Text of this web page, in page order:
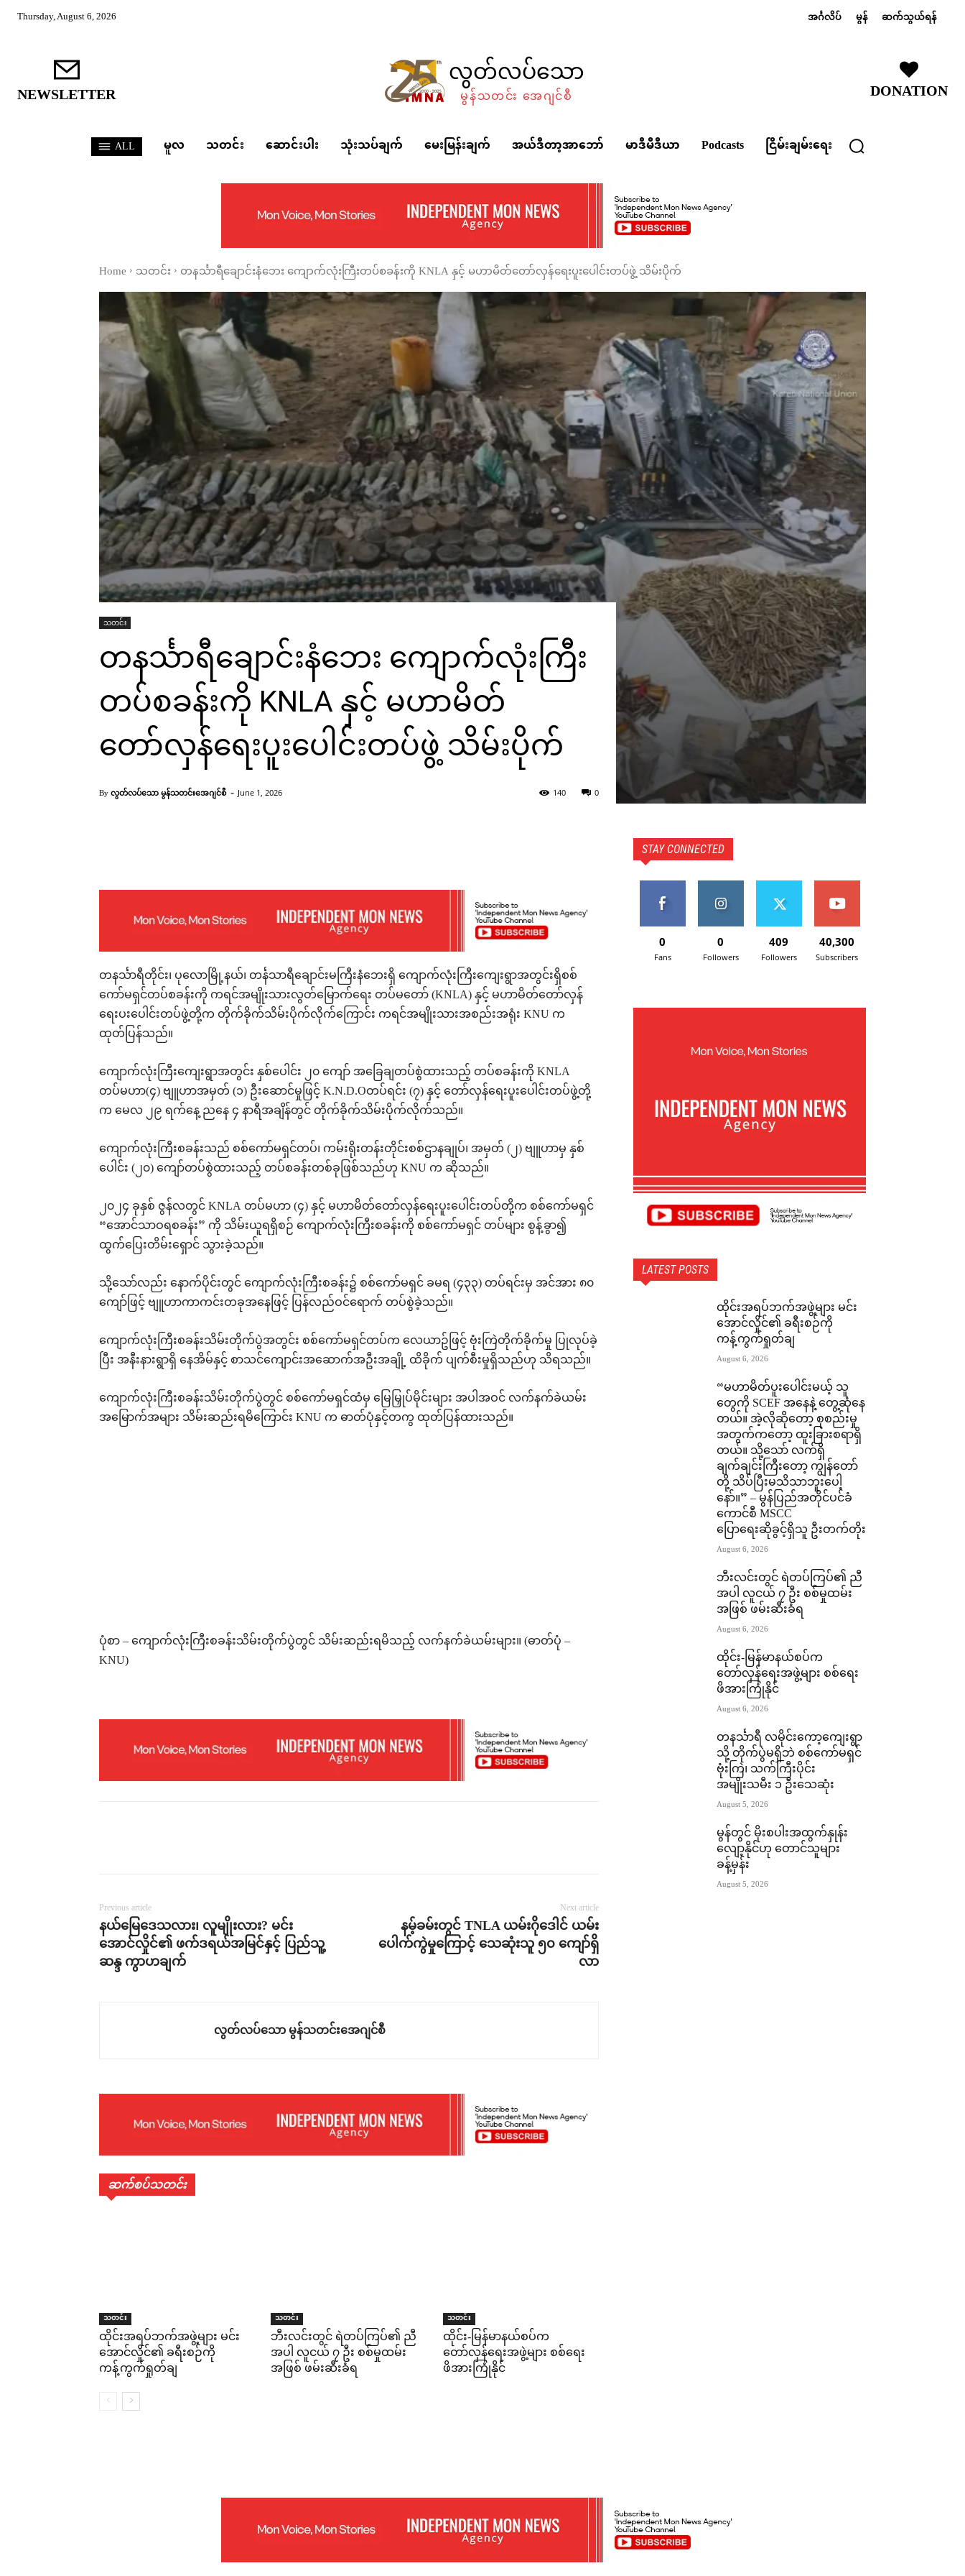
Thursday, August 6, 2026 အင်္ဂလိပ် မွန် ဆက်သွယ်ရန်
NEWSLETTER လွတ်လပ်သော
မွန်သတင်း အေဂျင်စီ DONATION
ALL မူလ သတင်း ဆောင်းပါး သုံးသပ်ချက် မေးမြန်းချက် အယ်ဒီတာ့အာဘော် မာဒီမီဒီယာ Podcasts ငြိမ်းချမ်းရေး
Home သတင်း တနင်္သာရီချောင်းနံဘေး ကျောက်လုံးကြီးတပ်စခန်းကို KNLA နှင့် မဟာမိတ်တော်လှန်ရေးပူးပေါင်းတပ်ဖွဲ့ သိမ်းပိုက်
သတင်း
တနင်္သာရီချောင်းနံဘေး ကျောက်လုံးကြီး
တပ်စခန်းကို KNLA နှင့် မဟာမိတ်
တော်လှန်ရေးပူးပေါင်းတပ်ဖွဲ့ သိမ်းပိုက်
By လွတ်လပ်သော မွန်သတင်းအေဂျင်စီ - June 1, 2026 0
140
တနင်္သာရီတိုင်း၊ ပုလောမြို့နယ်၊ တင်္နသာရီချောင်းမကြီးနံဘေးရှိ ကျောက်လုံးကြီးကျေးရွာအတွင်းရှိစစ်
ကော်မရှင်တပ်စခန်းကို ကရင်အမျိုးသားလွတ်မြောက်ရေး တပ်မတော် (KNLA) နှင့် မဟာမိတ်တော်လှန်
ရေးပးပေါင်းတပ်ဖွဲ့တို့က တိုက်ခိုက်သိမ်းပိုက်လိုက်ကြောင်း ကရင်အမျိုးသားအစည်းအရုံး KNU က
ထုတ်ပြန်သည်။
ကျောက်လုံးကြီးကျေးရွာအတွင်း နှစ်ပေါင်း ၂၀ ကျော် အခြေချတပ်စွဲထားသည့် တပ်စခန်းကို KNLA
တပ်မဟာ(၄) ဗျူဟာအမှတ် (၁) ဦးဆောင်မှုဖြင့် K.N.D.Oတပ်ရင်း (၇) နှင့် တော်လှန်ရေးပူးပေါင်းတပ်ဖွဲ့တို့
က မေလ ၂၉ ရက်နေ့ ညနေ ၄ နာရီအချိန်တွင် တိုက်ခိုက်သိမ်းပိုက်လိုက်သည်။
ကျောက်လုံးကြီးစခန်းသည် စစ်ကော်မရှင်တပ်၊ ကမ်းရိုးတန်းတိုင်းစစ်ဌာနချုပ်၊ အမှတ် (၂) ဗျူဟာမှ နှစ်
ပေါင်း (၂၀) ကျော်တပ်စွဲထားသည့် တပ်စခန်းတစ်ခုဖြစ်သည်ဟု KNU က ဆိုသည်။
၂၀၂၄ ခုနှစ် ဇွန်လတွင် KNLA တပ်မဟာ (၄) နှင့် မဟာမိတ်တော်လှန်ရေးပူးပေါင်းတပ်တို့က စစ်ကော်မရှင်
“အောင်သာဝရစခန်း” ကို သိမ်းယူရရှိစဉ် ကျောက်လုံးကြီးစခန်းကို စစ်ကော်မရှင် တပ်များ စွန့်ခွာ၍
ထွက်ပြေးတိမ်းရှောင် သွားခဲ့သည်။
သို့သော်လည်း နောက်ပိုင်းတွင် ကျောက်လုံးကြီးစခန်း၌ စစ်ကော်မရှင် ခမရ (၄၃၃) တပ်ရင်းမှ အင်အား ၈၀
ကျော်ဖြင့် ဗျူဟာကာကင်းတခုအနေဖြင့် ပြန်လည်ဝင်ရောက် တပ်စွဲခဲ့သည်။
ကျောက်လုံးကြီးစခန်းသိမ်းတိုက်ပွဲအတွင်း စစ်ကော်မရှင်တပ်က လေယာဥ်ဖြင့် ဗုံးကြဲတိုက်ခိုက်မှု ပြုလုပ်ခဲ့
ပြီး အနီးနားရွာရှိ နေအိမ်နှင့် စာသင်ကျောင်းအဆောက်အဦးအချို့ ထိခိုက် ပျက်စီးမှုရှိသည်ဟု သိရသည်။
ကျောက်လုံးကြီးစခန်းသိမ်းတိုက်ပွဲတွင် စစ်ကော်မရှင်ထံမှ မြေမြှုပ်မိုင်းများ အပါအဝင် လက်နက်ခဲယမ်း
အမြောက်အများ သိမ်းဆည်းရမိကြောင်း KNU က ဓာတ်ပုံနှင့်တကွ ထုတ်ပြန်ထားသည်။
ပုံစာ – ကျောက်လုံးကြီးစခန်းသိမ်းတိုက်ပွဲတွင် သိမ်းဆည်းရမိသည့် လက်နက်ခဲယမ်းများ။ (ဓာတ်ပုံ –
KNU)
Previous article
နယ်မြေဒေသလား၊ လူမျိုးလား? မင်း
အောင်လှိုင်၏ ဖက်ဒရယ်အမြင်နှင့် ပြည်သူ့
ဆန္ဒ ကွာဟချက်
Next article
နမ့်ခမ်းတွင် TNLA ယမ်းဂိုဒေါင် ယမ်း
ပေါက်ကွဲမှုကြောင့် သေဆုံးသူ ၅၀ ကျော်ရှိ
လာ
လွတ်လပ်သော မွန်သတင်းအေဂျင်စီ
ဆက်စပ်သတင်း
သတင်း
ထိုင်းအရပ်ဘက်အဖွဲ့များ မင်း
အောင်လှိုင်၏ ခရီးစဉ်ကို
ကန့်ကွက်ရှုတ်ချ
သတင်း
ဘီးလင်းတွင် ရဲတပ်ကြပ်၏ ညီ
အပါ လူငယ် ၇ ဦး စစ်မှုထမ်း
အဖြစ် ဖမ်းဆီးခံရ
သတင်း
ထိုင်း-မြန်မာနယ်စပ်က
တော်လှန်ရေးအဖွဲ့များ စစ်ရေး
ဖိအားကြုံနိုင်
STAY CONNECTED
0
Fans
0
Followers
409
Followers
40,300
Subscribers
LATEST POSTS
ထိုင်းအရပ်ဘက်အဖွဲ့များ မင်း
အောင်လှိုင်၏ ခရီးစဉ်ကို
ကန့်ကွက်ရှုတ်ချ
August 6, 2026
“မဟာမိတ်ပူးပေါင်းမယ့် သူ
တွေကို SCEF အနေနဲ့ တွေ့ဆုံနေ
တယ်။ အဲ့လိုဆိုတော့ စုစည်းမှု
အတွက်ကတော့ ထူးခြားစရာရှိ
တယ်။ သို့သော် လက်ရှိ
ချက်ချင်းကြီးတော့ ကျွန်တော်
တို့ သိပ်ပြီးမသိသာဘူးပေါ့
နော်။” – မွန်ပြည်အတိုင်ပင်ခံ
ကောင်စီ MSCC
ပြောရေးဆိုခွင့်ရှိသူ ဦးတက်တိုး
August 6, 2026
ဘီးလင်းတွင် ရဲတပ်ကြပ်၏ ညီ
အပါ လူငယ် ၇ ဦး စစ်မှုထမ်း
အဖြစ် ဖမ်းဆီးခံရ
August 6, 2026
ထိုင်း-မြန်မာနယ်စပ်က
တော်လှန်ရေးအဖွဲ့များ စစ်ရေး
ဖိအားကြုံနိုင်
August 6, 2026
တနင်္သာရီ လမိုင်းကော့ကျေးရွာ
သို့ တိုက်ပွဲမရှိဘဲ စစ်ကော်မရှင်
ဗုံးကြဲ၊ သက်ကြီးပိုင်း
အမျိုးသမီး ၁ ဦးသေဆုံး
August 5, 2026
မွန်တွင် မိုးစပါးအထွက်နှုန်း
လျော့နိုင်ဟု တောင်သူများ
ခန့်မှန်း
August 5, 2026